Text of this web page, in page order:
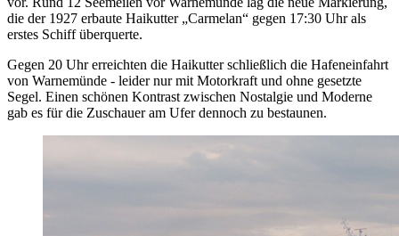
die der 1927 erbaute Haikutter „Carmelan“ gegen 17:30 Uhr als
erstes Schiff überquerte.
Gegen 20 Uhr erreichten die Haikutter schließlich die Hafeneinfahrt
von Warnemünde - leider nur mit Motorkraft und ohne gesetzte
Segel. Einen schönen Kontrast zwischen Nostalgie und Moderne
gab es für die Zuschauer am Ufer dennoch zu bestaunen.